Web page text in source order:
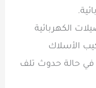
الكهربائية
الأسلاك
في حالة حدوث تلف